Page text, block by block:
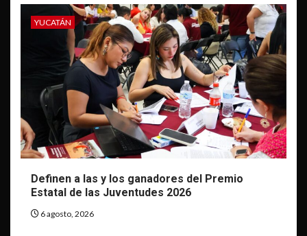
YUCATÁN
Definen a las y los ganadores del Premio
Estatal de las Juventudes 2026
6 agosto, 2026